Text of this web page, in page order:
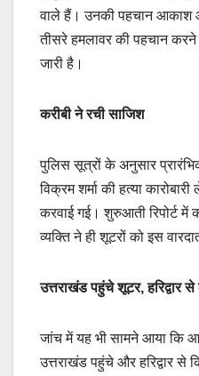
वाले हैं। उनकी पहचान
तीसरे हमलावर की पहचान करने
जारी है।
करीबी ने रची साजिश
पुलिस सूत्रों के अनुसार
विक्रम शर्मा की हत्या
करवाई गई। शुरुआती रिपोर्ट में
व्यक्ति ने ही शूटरों को इस
उत्तराखंड पहुंचे शूटर, हरिद्वार
जांच में यह भी सामने आया कि
उत्तराखंड पहुंचे और हरिद्वार